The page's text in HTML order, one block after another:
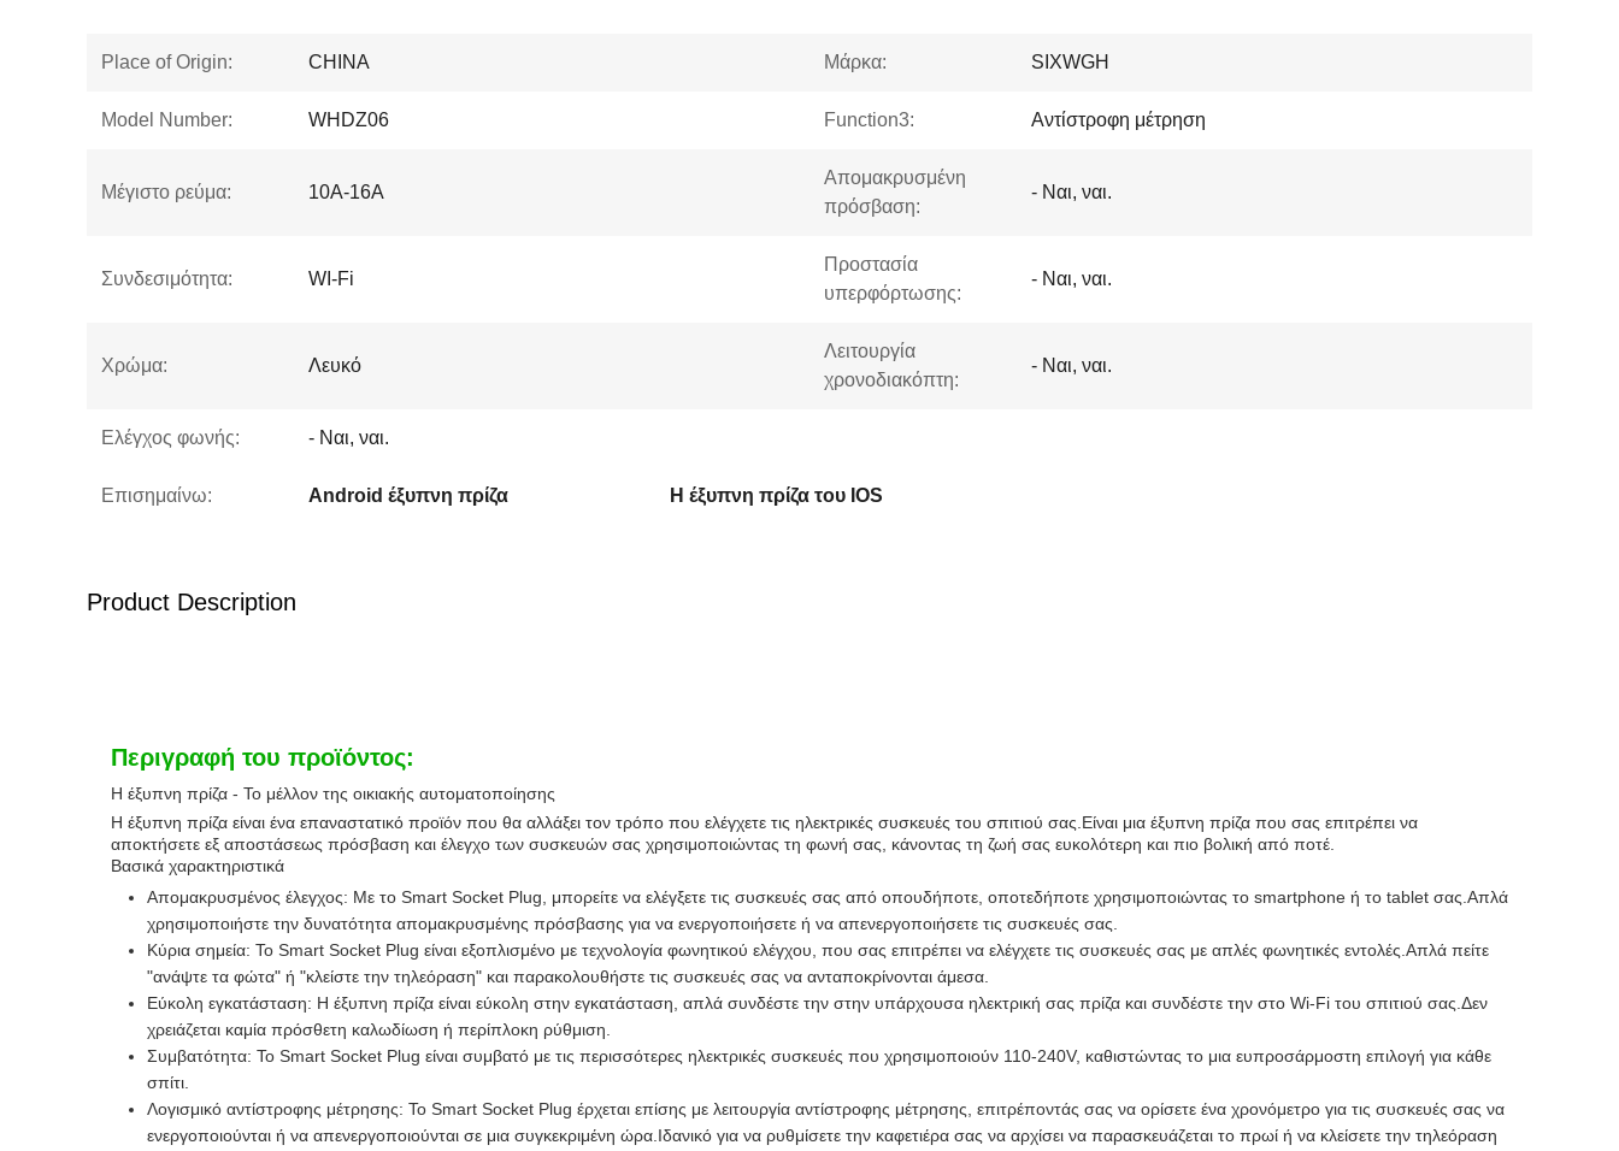
Place of Origin: CHINA Μάρκα: SIXWGH
Model Number: WHDZ06 Function3: Αντίστροφη μέτρηση
Μέγιστο ρεύμα: 10A-16A
Απομακρυσμένη
πρόσβαση:
- Ναι, ναι.
Συνδεσιμότητα: WI-Fi
Προστασία
υπερφόρτωσης:
- Ναι, ναι.
Χρώμα: Λευκό
Λειτουργία
χρονοδιακόπτη:
- Ναι, ναι.
Ελέγχος φωνής: - Ναι, ναι.
Επισημαίνω: Android έξυπνη πρίζα Η έξυπνη πρίζα του IOS
Product Description
Περιγραφή του προϊόντος:
Η έξυπνη πρίζα - Το μέλλον της οικιακής αυτοματοποίησης
Η έξυπνη πρίζα είναι ένα επαναστατικό προϊόν που θα αλλάξει τον τρόπο που ελέγχετε τις ηλεκτρικές συσκευές του σπιτιού σας.Είναι μια έξυπνη πρίζα που σας επιτρέπει να
αποκτήσετε εξ αποστάσεως πρόσβαση και έλεγχο των συσκευών σας χρησιμοποιώντας τη φωνή σας, κάνοντας τη ζωή σας ευκολότερη και πιο βολική από ποτέ.
Βασικά χαρακτηριστικά
Απομακρυσμένος έλεγχος: Με το Smart Socket Plug, μπορείτε να ελέγξετε τις συσκευές σας από οπουδήποτε, οποτεδήποτε χρησιμοποιώντας το smartphone ή το tablet σας.Απλά
χρησιμοποιήστε την δυνατότητα απομακρυσμένης πρόσβασης για να ενεργοποιήσετε ή να απενεργοποιήσετε τις συσκευές σας.
Κύρια σημεία: Το Smart Socket Plug είναι εξοπλισμένο με τεχνολογία φωνητικού ελέγχου, που σας επιτρέπει να ελέγχετε τις συσκευές σας με απλές φωνητικές εντολές.Απλά πείτε
"ανάψτε τα φώτα" ή "κλείστε την τηλεόραση" και παρακολουθήστε τις συσκευές σας να ανταποκρίνονται άμεσα.
Εύκολη εγκατάσταση: Η έξυπνη πρίζα είναι εύκολη στην εγκατάσταση, απλά συνδέστε την στην υπάρχουσα ηλεκτρική σας πρίζα και συνδέστε την στο Wi-Fi του σπιτιού σας.Δεν
χρειάζεται καμία πρόσθετη καλωδίωση ή περίπλοκη ρύθμιση.
Συμβατότητα: Το Smart Socket Plug είναι συμβατό με τις περισσότερες ηλεκτρικές συσκευές που χρησιμοποιούν 110-240V, καθιστώντας το μια ευπροσάρμοστη επιλογή για κάθε
σπίτι.
Λογισμικό αντίστροφης μέτρησης: Το Smart Socket Plug έρχεται επίσης με λειτουργία αντίστροφης μέτρησης, επιτρέποντάς σας να ορίσετε ένα χρονόμετρο για τις συσκευές σας να
ενεργοποιούνται ή να απενεργοποιούνται σε μια συγκεκριμένη ώρα.Ιδανικό για να ρυθμίσετε την καφετιέρα σας να αρχίσει να παρασκευάζεται το πρωί ή να κλείσετε την τηλεόραση